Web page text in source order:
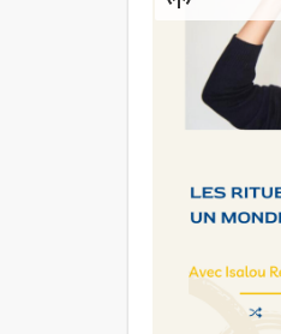
Podcast
Information